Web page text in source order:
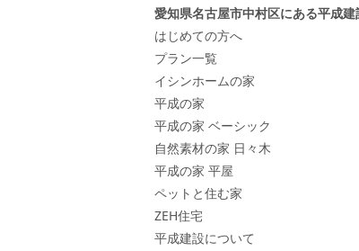
愛知県名古屋市中村区にある平成
はじめての方へ
プラン一覧
イシンホームの家
平成の家
平成の家 ベーシック
自然素材の家 日々木
平成の家 平屋
ペットと住む家
ZEH住宅
平成建設について